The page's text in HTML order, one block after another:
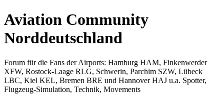
Aviation Community
Norddeutschland
Forum für die Fans der Airports: Hamburg HAM, Finkenwerder
XFW, Rostock-Laage RLG, Schwerin, Parchim SZW, Lübeck
LBC, Kiel KEL, Bremen BRE und Hannover HAJ u.a. Spotter,
Flugzeug-Simulation, Technik, Movements